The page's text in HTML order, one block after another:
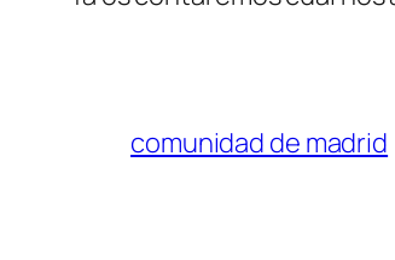
comunidad de madrid